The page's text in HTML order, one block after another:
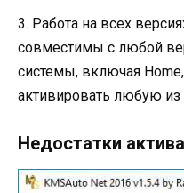
3. Работа на всех
совместимы с любой
системы, включая
активировать любую из
Недостатки